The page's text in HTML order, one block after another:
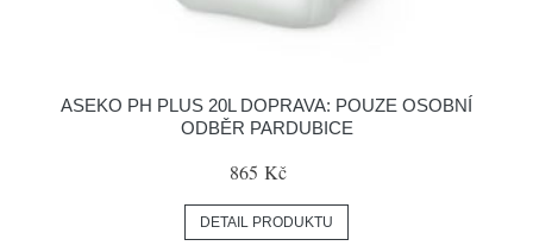
ASEKO PH PLUS 20L DOPRAVA: POUZE OSOBNÍ
ODBĚR PARDUBICE
865 Kč
DETAIL PRODUKTU